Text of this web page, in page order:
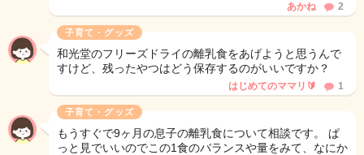
あかね 2
子育て・グッズ
和光堂のフリーズドライの離乳食をあげようと思うんで
すけど、残ったやつはどう保存するのがいいですか？
はじめてのママリ🔰 1
子育て・グッズ
もうすぐで9ヶ月の息子の離乳食について相談です。 ぱ
っと見でいいのでこの1食のバランスや量をみて、なにか